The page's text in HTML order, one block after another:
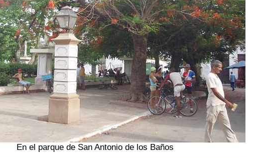
En el parque de San Antonio de los Baños